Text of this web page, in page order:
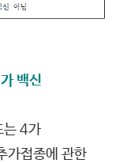
백신
는 4가
가접종에 관한